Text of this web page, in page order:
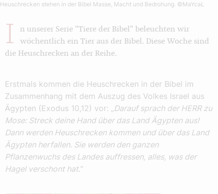
Heuschrecken stehen in der Bibel Masse, Macht und Bedrohung. ©MaYcaL
I
n unserer Serie "Tiere der Bibel" beleuchten wir
wöchentlich ein Tier aus der Bibel. Diese Woche sind
die Heuschrecken an der Reihe.
Erstmals kommen die Heuschrecken in der Bibel im
Zusammenhang mit dem Auszug des Volkes Israel aus
Ägypten (Exodus 10,12) vor: „Darauf sprach der HERR zu
Mose: Streck deine Hand über das Land Ägypten aus!
Dann werden Heuschrecken kommen und über das Land
Ägypten herfallen. Sie werden den ganzen
Pflanzenwuchs des Landes auffressen, alles, was der
Hagel verschont hat.“